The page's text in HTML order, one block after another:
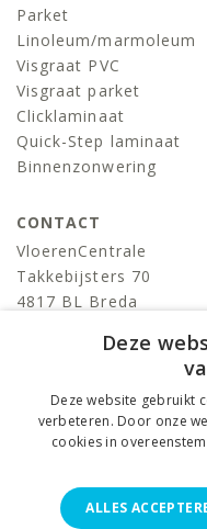
Parket
Linoleum/marmoleum
Visgraat PVC
Visgraat parket
Clicklaminaat
Quick-Step laminaat
Binnenzonwering
CONTACT
VloerenCentrale
Takkebijsters 70
4817 BL Breda
volg ons
VloerenCentrale ©
Statement
Deze
Deze website gebruikt
verbeteren. Door onze
cookies in
ALLES